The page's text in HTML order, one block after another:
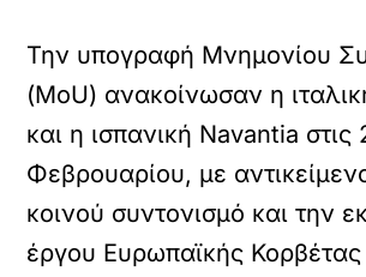
Την υπογραφή Μνημονίου
(MoU) ανακοίνωσαν η
και η ισπανική Navantia στις
Φεβρουαρίου, με
κοινού συντονισμό και την
έργου Ευρωπαϊκής Κορβέτας